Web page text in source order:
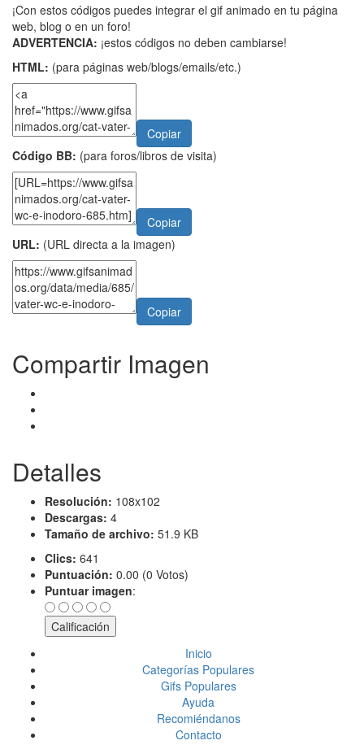
¡Con estos códigos puedes integrar el gif animado en tu página
web, blog o en un foro!
ADVERTENCIA: ¡estos códigos no deben cambiarse!
HTML: (para páginas web/blogs/emails/etc.)
Copiar
Código BB: (para foros/libros de visita)
Copiar
URL: (URL directa a la imagen)
Copiar
Compartir Imagen
Detalles
Resolución: 108x102
Descargas: 4
Tamaño de archivo: 51.9 KB
Clics: 641
Puntuación: 0.00 (0 Votos)
Puntuar imagen:
Inicio
Categorías Populares
Gifs Populares
Ayuda
Recomiéndanos
Contacto